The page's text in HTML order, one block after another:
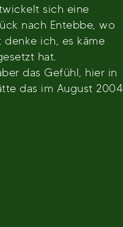
sich eine
nach Entebbe, wo
denke ich, es käme
hat.
das Gefühl, hier in
das im August 2004